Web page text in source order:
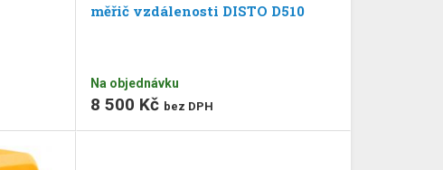
měřič vzdálenosti DISTO D510
Na objednávku
8 500 Kč bez DPH